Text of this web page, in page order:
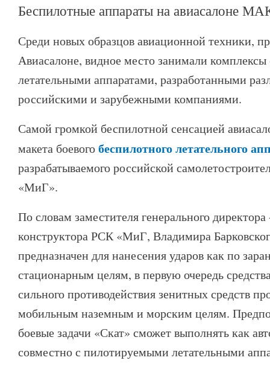
Беспилотные аппараты на авиасалоне
Среди новых образцов авиационной техники,
Авиасалоне, видное место занимали
летательными аппаратами, разработанными
российскими и зарубежными компаниями.
Самой громкой беспилотной сенсацией
макета боевогобеспилотного летательного
разрабатываемого российской
«МиГ».
По словам заместителя генерального директора
конструктора РСК «МиГ, Владимира
предназначен для нанесения ударов как по
стационарным целям, в первую очередь
сильного противодействия зенитных средств
мобильным наземным и морским целям.
боевые задачи «Скат» сможет выполнять как
совместно с пилотируемыми летательными